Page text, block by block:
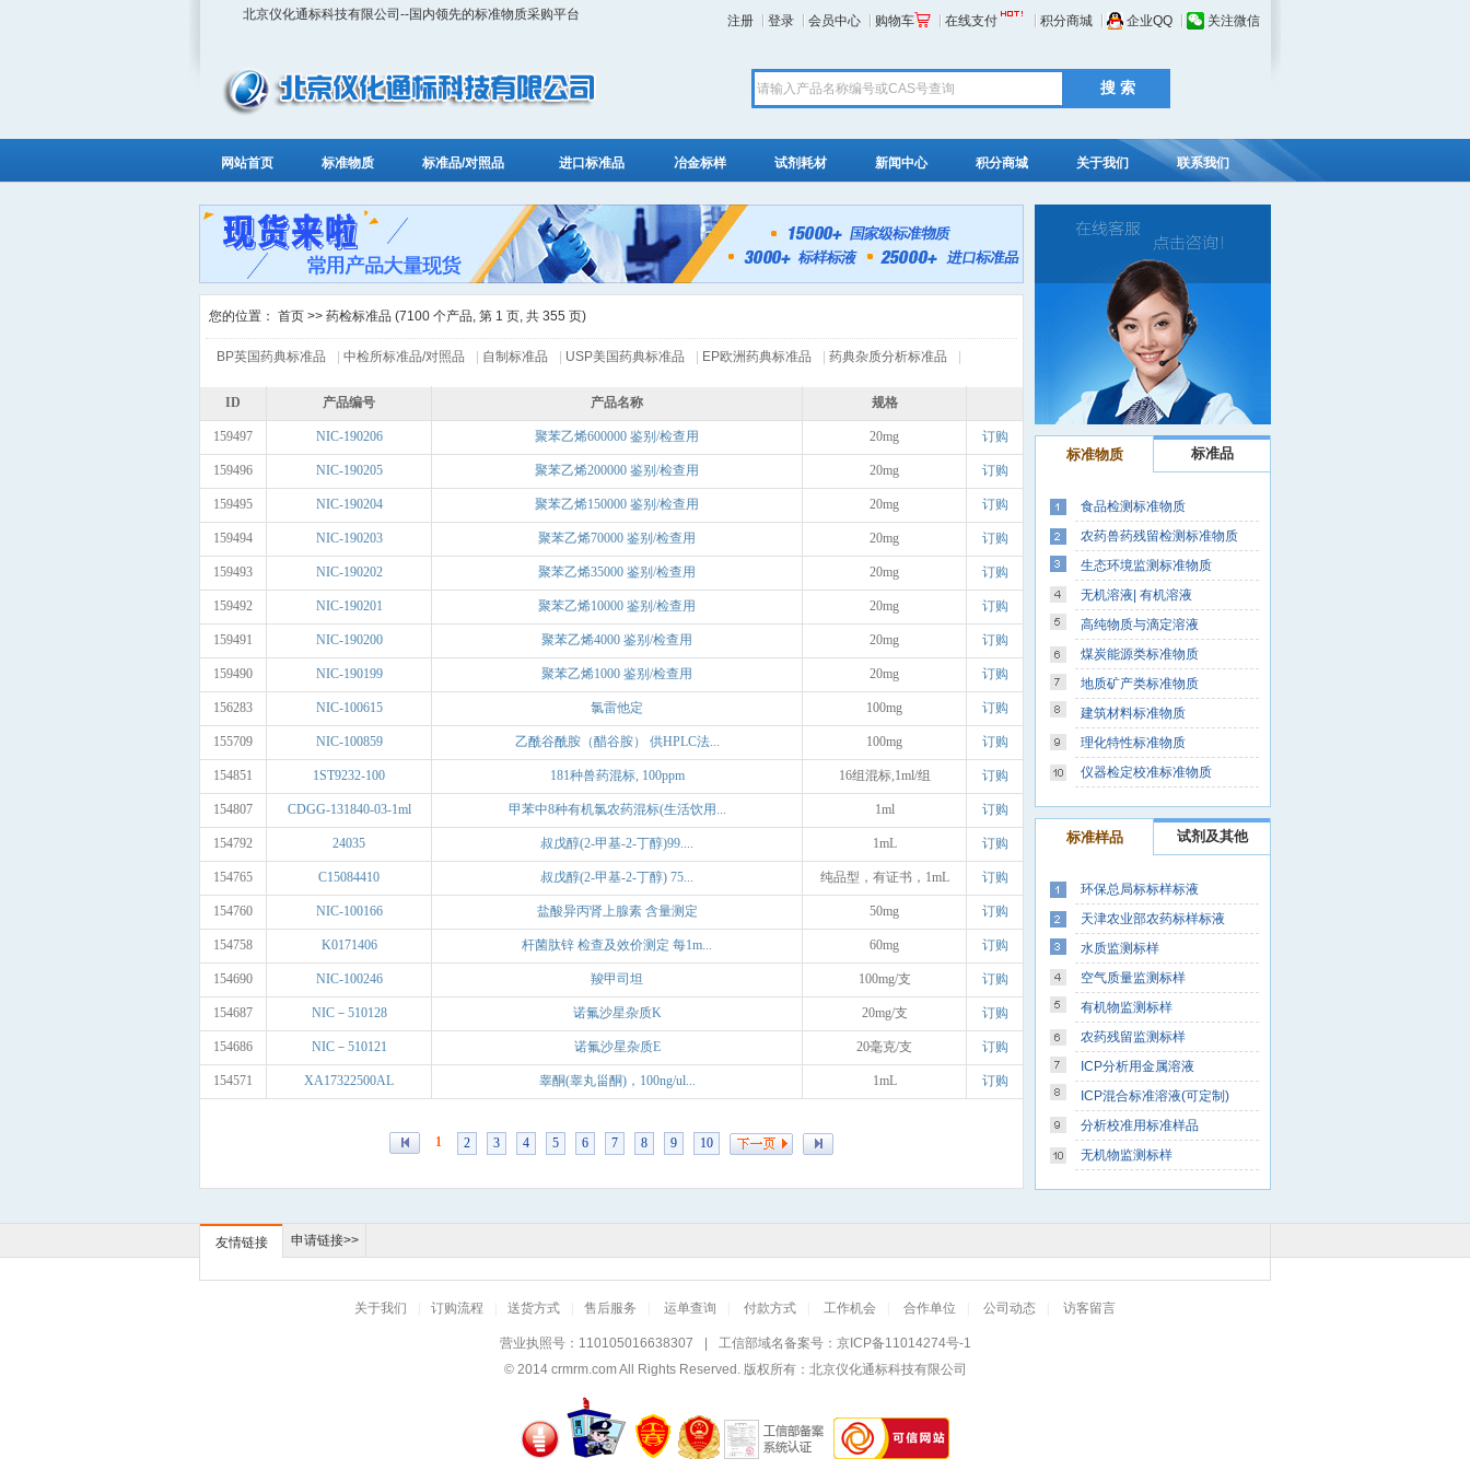
北京仪化通标科技有限公司--国内领先的标准物质采购平台 注册 登录 会员中心 购物车 在线支付 积分商城 企业QQ 关注微信
网站首页 标准物质 标准品/对照品 进口标准品 冶金标样 试剂耗材 新闻中心 积分商城 关于我们 联系我们
您的位置： 首页 >> 药检标准品 (7100 个产品, 第 1 页, 共 355 页)
BP英国药典标准品 中检所标准品/对照品 自制标准品 USP美国药典标准品 EP欧洲药典标准品 药典杂质分析标准品
ID 产品编号 产品名称 规格
159497 NIC-190206 聚苯乙烯600000 鉴别/检查用 20mg 订购
159496 NIC-190205 聚苯乙烯200000 鉴别/检查用 20mg 订购
159495 NIC-190204 聚苯乙烯150000 鉴别/检查用 20mg 订购
159494 NIC-190203 聚苯乙烯70000 鉴别/检查用 20mg 订购
159493 NIC-190202 聚苯乙烯35000 鉴别/检查用 20mg 订购
159492 NIC-190201 聚苯乙烯10000 鉴别/检查用 20mg 订购
159491 NIC-190200 聚苯乙烯4000 鉴别/检查用 20mg 订购
159490 NIC-190199 聚苯乙烯1000 鉴别/检查用 20mg 订购
156283 NIC-100615 氯雷他定 100mg 订购
155709 NIC-100859 乙酰谷酰胺（醋谷胺） 供HPLC法... 100mg 订购
154851 1ST9232-100 181种兽药混标, 100ppm 16组混标,1ml/组 订购
154807 CDGG-131840-03-1ml 甲苯中8种有机氯农药混标(生活饮用... 1ml 订购
154792 24035 叔戊醇(2-甲基-2-丁醇)99.... 1mL 订购
154765 C15084410 叔戊醇(2-甲基-2-丁醇) 75... 纯品型，有证书，1mL 订购
154760 NIC-100166 盐酸异丙肾上腺素 含量测定 50mg 订购
154758 K0171406 杆菌肽锌 检查及效价测定 每1m... 60mg 订购
154690 NIC-100246 羧甲司坦 100mg/支 订购
154687 NIC－510128 诺氟沙星杂质K 20mg/支 订购
154686 NIC－510121 诺氟沙星杂质E 20毫克/支 订购
154571 XA17322500AL 睾酮(睾丸甾酮)，100ng/ul... 1mL 订购
1 2 3 4 5 6 7 8 9 10
标准物质 标准品
食品检测标准物质
农药兽药残留检测标准物质
生态环境监测标准物质
无机溶液| 有机溶液
高纯物质与滴定溶液
煤炭能源类标准物质
地质矿产类标准物质
建筑材料标准物质
理化特性标准物质
仪器检定校准标准物质
标准样品 试剂及其他
环保总局标标样标液
天津农业部农药标样标液
水质监测标样
空气质量监测标样
有机物监测标样
农药残留监测标样
ICP分析用金属溶液
ICP混合标准溶液(可定制)
分析校准用标准样品
无机物监测标样
友情链接 申请链接>>
关于我们 订购流程 送货方式 售后服务 运单查询 付款方式 工作机会 合作单位 公司动态 访客留言
营业执照号：110105016638307 工信部域名备案号： 京ICP备11014274号-1
© 2014 crmrm.comAll Rights Reserved. 版权所有：北京仪化通标科技有限公司